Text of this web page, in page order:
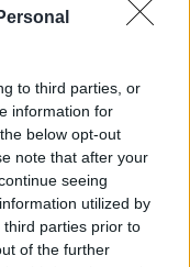
to third parties, or
information for
below opt-out
note that after your
seeing
utilized by
parties prior to
of the further
sápítoztak,
el a településen
akik jöttek is, de
"Ez is csak üzlet,
az